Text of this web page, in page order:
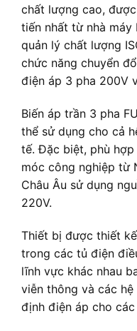
chất lượng cao,
tiến nhất từ nhà máy
quản lý chất lượng
chức năng chuyển
điện áp 3 pha 200V
Biến áp trần 3 pha
thể sử dụng cho cả
tế. Đặc biệt, phù
móc công nghiệp từ
Châu Âu sử dụng
220V.
Thiết bị được thiết
trong các tủ điện
lĩnh vực khác nhau
viễn thông và các
định điện áp cho